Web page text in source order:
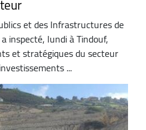
et des Infrastructures de
inspecté, lundi à Tindouf,
et stratégiques du secteur
...